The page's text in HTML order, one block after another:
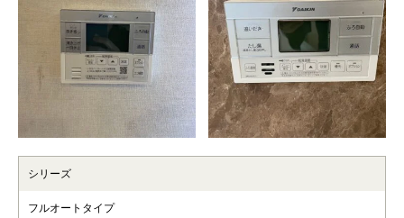
シリーズ
フルオートタイプ